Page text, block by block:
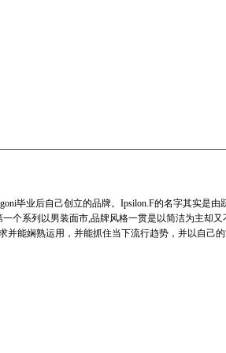
毕业后自己创立的品牌。Ipsilon.F的名字其实是由
个系列以男装面市,品牌风格一贯是以简洁为主却又
并能娴熟运用，并能抓住当下流行趋势，并以自己